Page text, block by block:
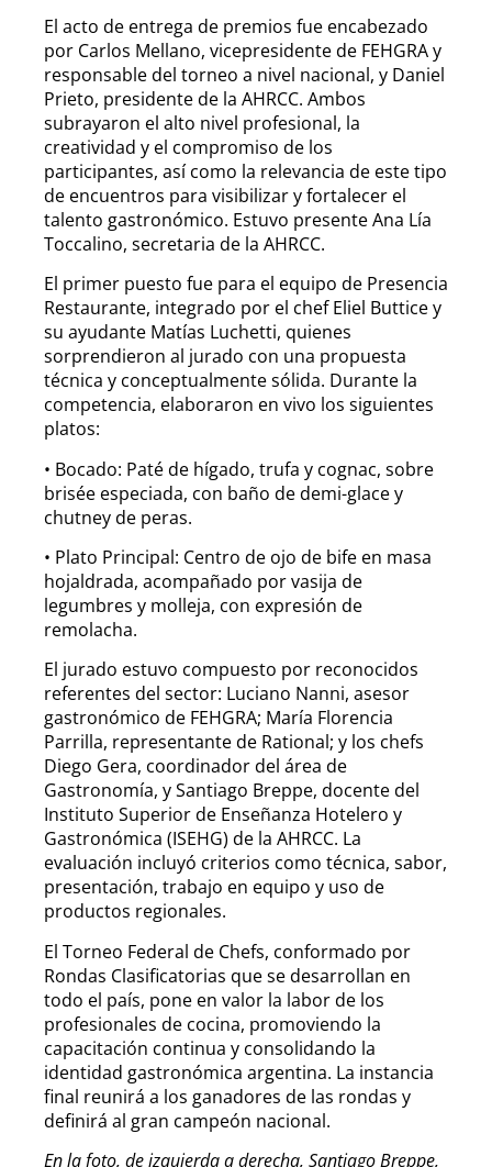
El acto de entrega de premios fue encabezado
por Carlos Mellano, vicepresidente de FEHGRA y
responsable del torneo a nivel nacional, y Daniel
Prieto, presidente de la AHRCC. Ambos
subrayaron el alto nivel profesional, la
creatividad y el compromiso de los
participantes, así como la relevancia de este tipo
de encuentros para visibilizar y fortalecer el
talento gastronómico. Estuvo presente Ana Lía
Toccalino, secretaria de la AHRCC.
El primer puesto fue para el equipo de Presencia
Restaurante, integrado por el chef Eliel Buttice y
su ayudante Matías Luchetti, quienes
sorprendieron al jurado con una propuesta
técnica y conceptualmente sólida. Durante la
competencia, elaboraron en vivo los siguientes
platos:
• Bocado: Paté de hígado, trufa y cognac, sobre
brisée especiada, con baño de demi-glace y
chutney de peras.
• Plato Principal: Centro de ojo de bife en masa
hojaldrada, acompañado por vasija de
legumbres y molleja, con expresión de
remolacha.
El jurado estuvo compuesto por reconocidos
referentes del sector: Luciano Nanni, asesor
gastronómico de FEHGRA; María Florencia
Parrilla, representante de Rational; y los chefs
Diego Gera, coordinador del área de
Gastronomía, y Santiago Breppe, docente del
Instituto Superior de Enseñanza Hotelero y
Gastronómica (ISEHG) de la AHRCC. La
evaluación incluyó criterios como técnica, sabor,
presentación, trabajo en equipo y uso de
productos regionales.
El Torneo Federal de Chefs, conformado por
Rondas Clasificatorias que se desarrollan en
todo el país, pone en valor la labor de los
profesionales de cocina, promoviendo la
capacitación continua y consolidando la
identidad gastronómica argentina. La instancia
final reunirá a los ganadores de las rondas y
definirá al gran campeón nacional.
En la foto, de izquierda a derecha, Santiago Breppe,